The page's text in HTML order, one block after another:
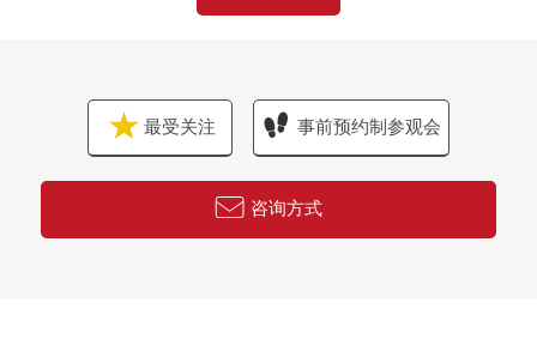
最受关注 事前预约制参观会
咨询方式